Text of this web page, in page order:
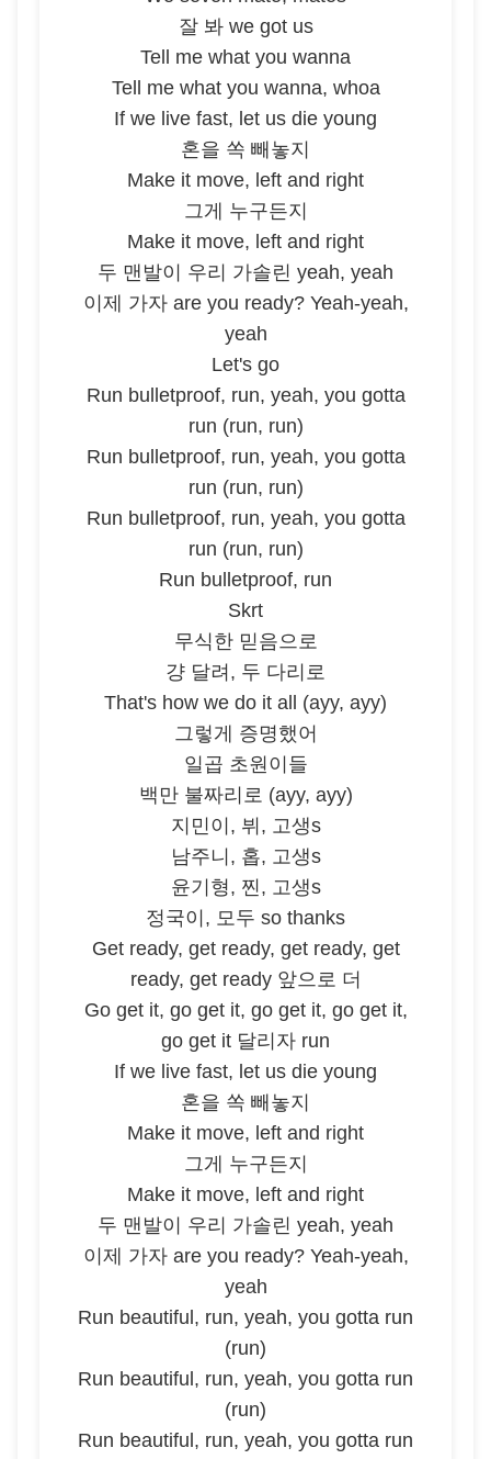
잘 봐 we got us
Tell me what you wanna
Tell me what you wanna, whoa
If we live fast, let us die young
혼을 쏙 빼놓지
Make it move, left and right
그게 누구든지
Make it move, left and right
두 맨발이 우리 가솔린 yeah, yeah
이제 가자 are you ready? Yeah-yeah,
yeah
Let's go
Run bulletproof, run, yeah, you gotta
run (run, run)
Run bulletproof, run, yeah, you gotta
run (run, run)
Run bulletproof, run, yeah, you gotta
run (run, run)
Run bulletproof, run
Skrt
무식한 믿음으로
걍 달려, 두 다리로
That's how we do it all (ayy, ayy)
그렇게 증명했어
일곱 초원이들
백만 불짜리로 (ayy, ayy)
지민이, 뷔, 고생s
남주니, 홉, 고생s
윤기형, 찐, 고생s
정국이, 모두 so thanks
Get ready, get ready, get ready, get
ready, get ready 앞으로 더
Go get it, go get it, go get it, go get it,
go get it 달리자 run
If we live fast, let us die young
혼을 쏙 빼놓지
Make it move, left and right
그게 누구든지
Make it move, left and right
두 맨발이 우리 가솔린 yeah, yeah
이제 가자 are you ready? Yeah-yeah,
yeah
Run beautiful, run, yeah, you gotta run
(run)
Run beautiful, run, yeah, you gotta run
(run)
Run beautiful, run, yeah, you gotta run